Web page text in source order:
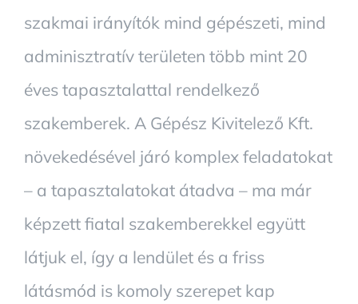
szakmai irányítók mind gépészeti, mind
adminisztratív területen több mint 20
éves tapasztalattal rendelkező
szakemberek. A Gépész Kivitelező Kft.
növekedésével járó komplex feladatokat
– a tapasztalatokat átadva – ma már
képzett fiatal szakemberekkel együtt
látjuk el, így a lendület és a friss
látásmód is komoly szerepet kap